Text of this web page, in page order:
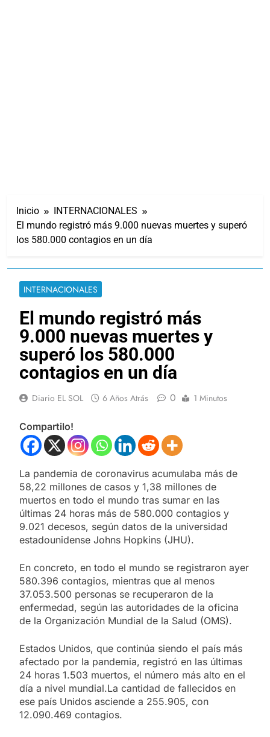
Inicio
INTERNACIONALES
El mundo registró más 9.000 nuevas muertes y superó
los 580.000 contagios en un día
INTERNACIONALES
El mundo registró más
9.000 nuevas muertes y
superó los 580.000
contagios en un día
Diario EL SOL 6 Años Atrás 0 1 Minutos
Compartilo!
La pandemia de coronavirus acumulaba más de
58,22 millones de casos y 1,38 millones de
muertos en todo el mundo tras sumar en las
últimas 24 horas más de 580.000 contagios y
9.021 decesos, según datos de la universidad
estadounidense Johns Hopkins (JHU).
En concreto, en todo el mundo se registraron ayer
580.396 contagios, mientras que al menos
37.053.500 personas se recuperaron de la
enfermedad, según las autoridades de la oficina
de la Organización Mundial de la Salud (OMS).
Estados Unidos, que continúa siendo el país más
afectado por la pandemia, registró en las últimas
24 horas 1.503 muertos, el número más alto en el
día a nivel mundial.La cantidad de fallecidos en
ese país Unidos asciende a 255.905, con
12.090.469 contagios.